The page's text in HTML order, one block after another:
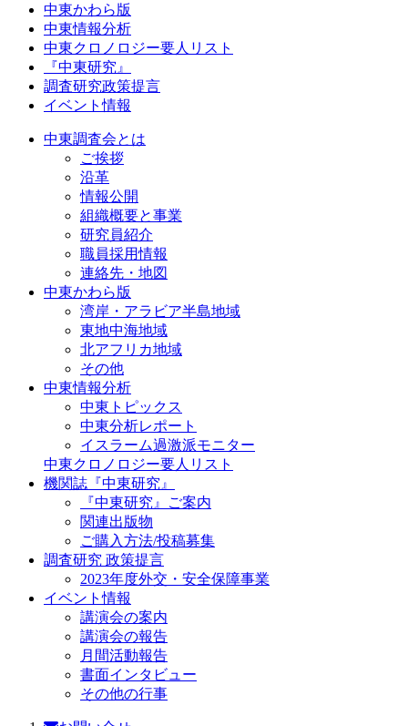
中東かわら版
中東情報分析
中東クロノロジー要人リスト
『中東研究』
調査研究政策提言
イベント情報
中東調査会とは
ご挨拶
沿革
情報公開
組織概要と事業
研究員紹介
職員採用情報
連絡先・地図
中東かわら版
湾岸・アラビア半島地域
東地中海地域
北アフリカ地域
その他
中東情報分析
中東トピックス
中東分析レポート
イスラーム過激派モニター
中東クロノロジー要人リスト
機関誌『中東研究』
『中東研究』ご案内
関連出版物
ご購入方法/投稿募集
調査研究 政策提言
2023年度外交・安全保障事業
イベント情報
講演会の案内
講演会の報告
月間活動報告
書面インタビュー
その他の行事